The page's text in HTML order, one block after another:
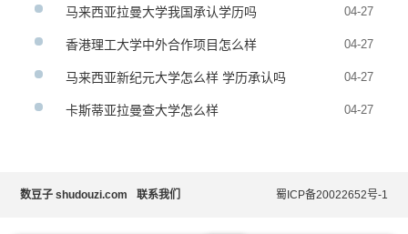
马来西亚拉曼大学我国承认学历吗 04-27
香港理工大学中外合作项目怎么样 04-27
马来西亚新纪元大学怎么样 学历承认吗 04-27
卡斯蒂亚拉曼查大学怎么样 04-27
数豆子 shudouzi.com 联系我们 蜀ICP备20022652号-1